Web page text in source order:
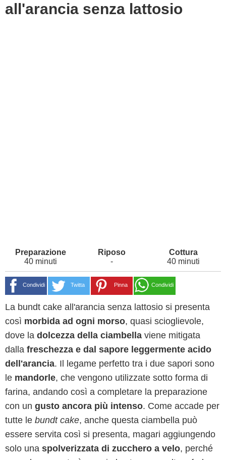
all'arancia senza lattosio
40 minuti - 40 minuti
Condividi Twitta Pinna Condividi
La bundt cake all'arancia senza lattosio si presenta
così morbida ad ogni morso, quasi scioglievole,
dove la dolcezza della ciambella viene mitigata
dalla freschezza e dal sapore leggermente acido
dell'arancia. Il legame perfetto tra i due sapori sono
le mandorle, che vengono utilizzate sotto forma di
farina, andando così a completare la preparazione
con un gusto ancora più intenso. Come accade per
tutte le bundt cake, anche questa ciambella può
essere servita così si presenta, magari aggiungendo
solo una spolverizzata di zucchero a velo, perché